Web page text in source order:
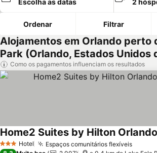
Escolha as datas 2
Ordenar Filtrar
Alojamentos em Orlando perto
Park (Orlando, Estados Unidos
Como os pagamentos influenciam os resultados
3 EstrelasHotel Espaços comunitários flexíveisVer
Home2 Suites by Hilton